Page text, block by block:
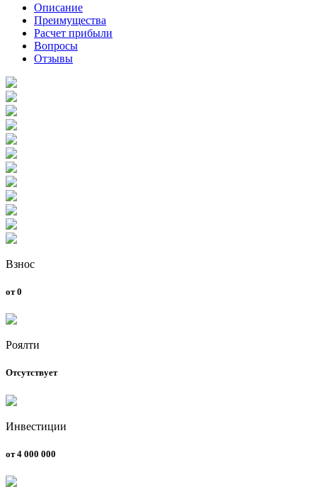
Описание
Преимущества
Расчет прибыли
Вопросы
Отзывы
Взнос
от 0
Роялти
Отсутствует
Инвестиции
от 4 000 000